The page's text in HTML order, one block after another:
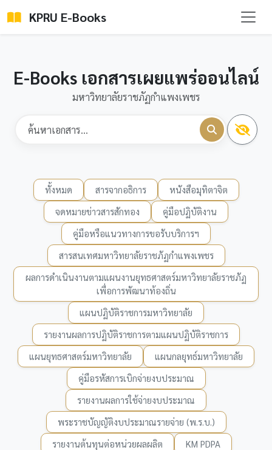
KPRU E-Books
E-Books เอกสารเผยแพร่ออนไลน์
มหาวิทยาลัยราชภัฏกำแพงเพชร
ทั้งหมด สารจากอธิการ
หนังสือมุทิตาจิต
จดหมายข่าวสารสักทอง
คู่มือปฏิบัติงาน
คู่มือหรือแนวทางการขอรับบริการฯ
สารสนเทศมหาวิทยาลัยราชภัฏกำแพงเพชร
ผลการดำเนินงานตามแผนงานยุทธศาสตร์มหาวิทยาลัยราชภัฏ
เพื่อการพัฒนาท้องถิ่น
แผนปฏิบัติราชการมหาวิทยาลัย
รายงานผลการปฏิบัติราชการตามแผนปฏิบัติราชการ
แผนยุทธศาสตร์มหาวิทยาลัย
แผนกลยุทธ์มหาวิทยาลัย
คู่มือรหัสการเบิกจ่ายงบประมาณ
รายงานผลการใช้จ่ายงบประมาณ
พระราชบัญญัติงบประมาณรายจ่าย (พ.ร.บ.)
รายงานต้นทุนต่อหน่วยผลผลิต
KM PDPA